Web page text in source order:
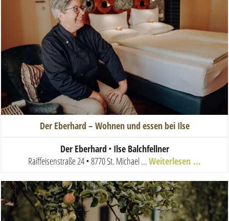
Der Eberhard – Wohnen und essen bei Ilse
Der Eberhard • Ilse Balchfellner
Raiffeisenstraße 24 • 8770 St. Michael...Weiterlesen …